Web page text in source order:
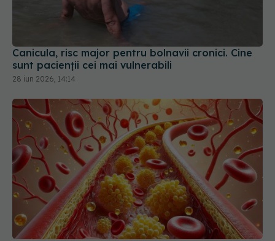
Canicula, risc major pentru bolnavii cronici. Cine
sunt pacienții cei mai vulnerabili
28 iun 2026, 14:14